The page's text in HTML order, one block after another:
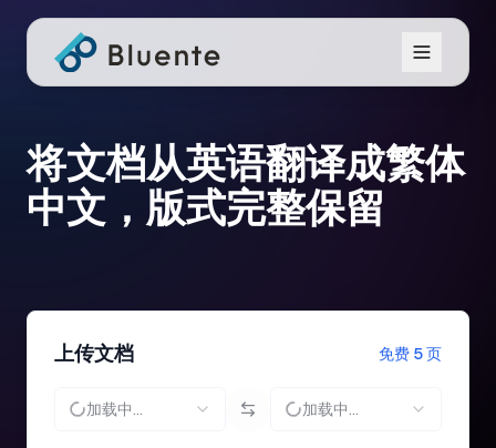
将文档从英语翻译成繁体
中文，版式完整保留
上传文档 免费 5 页
加载中... 加载中...